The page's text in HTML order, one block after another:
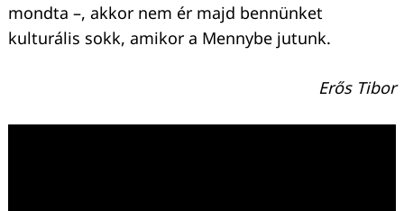
mondta –, akkor nem ér majd bennünket
kulturális sokk, amikor a Mennybe jutunk.
Erős Tibor